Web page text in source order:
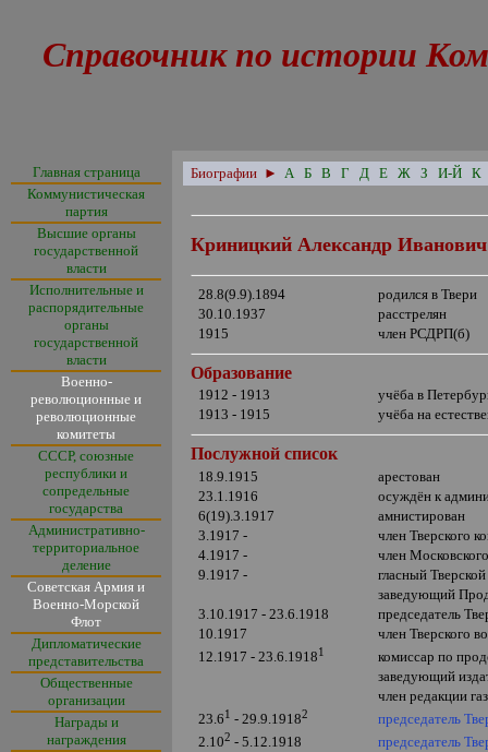
Справочник по истории
Главная страница
Коммунистическая
партия
Высшие органы
государственной
власти
Исполнительные и
распорядительные
органы
государственной
власти
Военно-
революционные и
революционные
комитеты
СССР, союзные
республики и
сопредельные
государства
Административно-
территориальное
деление
Советская Армия и
Военно-Морской
Флот
Дипломатические
представительства
Общественные
организации
Награды и
награждения
Биографии ► А Б В Г Д Е Ж З И-Й К
Криницкий Александр Иванович
28.8(9.9).1894
родился в Твери
30.10.1937
расстрелян
1915
член РСДРП(б)
Образование
1912 - 1913
учёба в
1913 - 1915
учёба на
Послужной список
18.9.1915
арестован
23.1.1916
осуждён к
6(19).3.1917
амнистирован
3.1917 -
член Тверского
4.1917 -
член
9.1917 -
гласный
заведующий
3.10.1917 - 23.6.1918
председатель
10.1917
член Тверского
12.1917 - 23.6.19181
комиссар по
заведующий
член редакции
23.61 - 29.9.19182
председатель
2.102 - 5.12.1918
председатель